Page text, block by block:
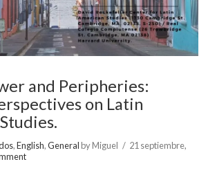
and Peripheries:
on Latin
,English,General by Miguel
21 septiembre,